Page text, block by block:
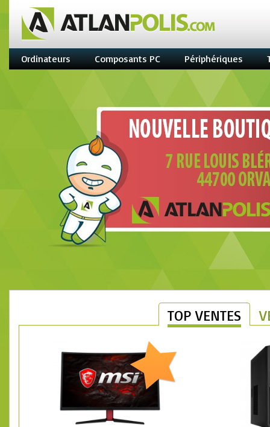
Ordinateurs Composants PC Périphériques
TOP VENTES